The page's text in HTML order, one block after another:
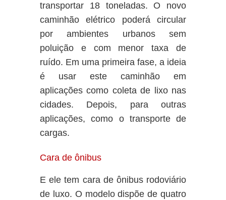
transportar 18 toneladas. O novo
caminhão elétrico poderá circular
por ambientes urbanos sem
poluição e com menor taxa de
ruído. Em uma primeira fase, a ideia
é usar este caminhão em
aplicações como coleta de lixo nas
cidades. Depois, para outras
aplicações, como o transporte de
cargas.
Cara de ônibus
E ele tem cara de ônibus rodoviário
de luxo. O modelo dispõe de quatro